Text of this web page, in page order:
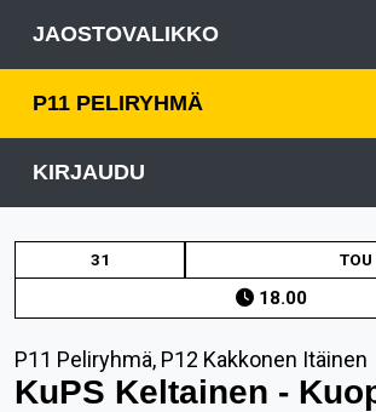
JAOSTOVALIKKO
P11 PELIRYHMÄ
KIRJAUDU
31 TOU
18.00
P11 Peliryhmä, P12 Kakkonen Itäinen
KuPS Keltainen -